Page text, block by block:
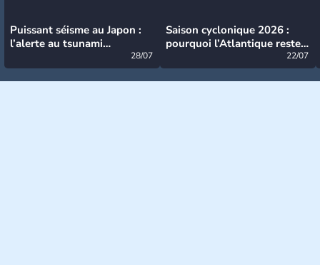
Puissant séisme au Japon :
l’alerte au tsunami
28/07
Saison cyclonique 2026 :
pourquoi l’Atlantique reste
22/07